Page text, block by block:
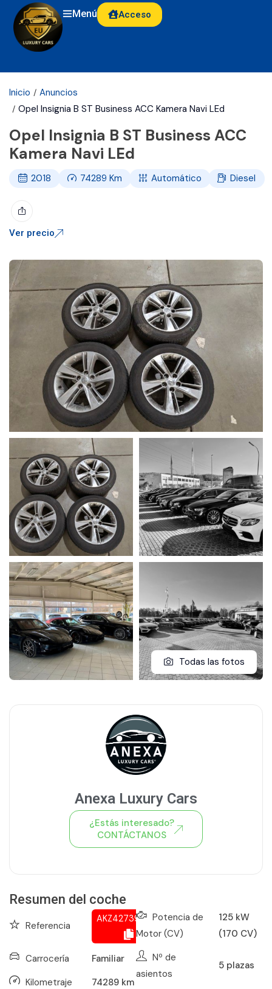
Menú Acceso
Inicio
Anuncios
Opel Insignia B ST Business ACC Kamera Navi LEd
Opel Insignia B ST Business ACC
Kamera Navi LEd
2018 74289Km Automático Diesel
Ver precio
Todas las fotos
Resumen del coche
Referencia
AKZ427395386
Carrocería
Familiar
Kilometraje
74289 km
Potencia de
Motor (CV)
125 kW
(170 CV)
Nº de
asientos
5 plazas
Anexa Luxury Cars
¿Estás interesado?
CONTÁCTANOS